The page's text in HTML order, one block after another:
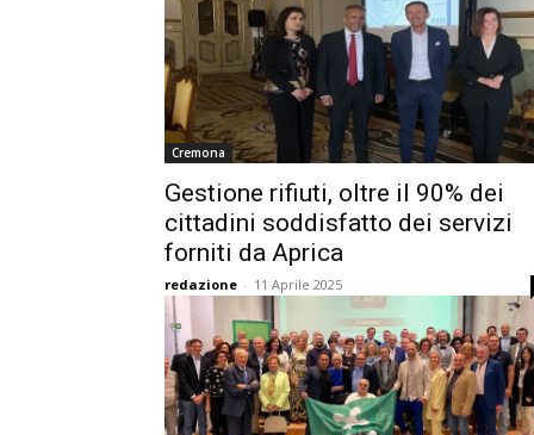
Cremona
Gestione rifiuti, oltre il 90% dei
cittadini soddisfatto dei servizi
forniti da Aprica
redazione - 11 Aprile 2025